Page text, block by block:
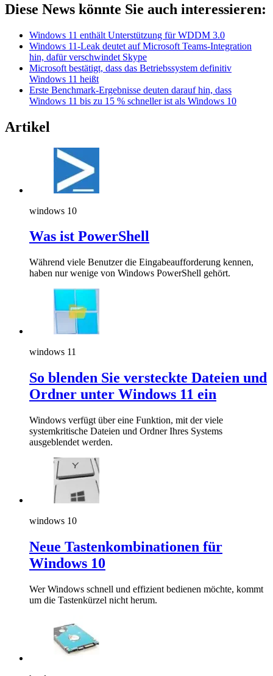
Diese News könnte Sie auch interessieren:
Windows 11 enthält Unterstützung für WDDM 3.0
Windows 11-Leak deutet auf Microsoft Teams-Integration
hin, dafür verschwindet Skype
Microsoft bestätigt, dass das Betriebssystem definitiv
Windows 11 heißt
Erste Benchmark-Ergebnisse deuten darauf hin, dass
Windows 11 bis zu 15 % schneller ist als Windows 10
Artikel
windows 10
Was ist PowerShell
Während viele Benutzer die Eingabeaufforderung kennen,
haben nur wenige von Windows PowerShell gehört.
windows 11
So blenden Sie versteckte Dateien und
Ordner unter Windows 11 ein
Windows verfügt über eine Funktion, mit der viele
systemkritische Dateien und Ordner Ihres Systems
ausgeblendet werden.
windows 10
Neue Tastenkombinationen für
Windows 10
Wer Windows schnell und effizient bedienen möchte, kommt
um die Tastenkürzel nicht herum.